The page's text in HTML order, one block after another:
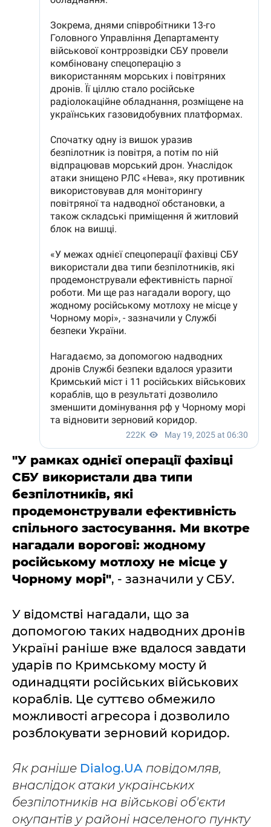
"У рамках однієї операції фахівці
СБУ використали два типи
безпілотників, які
продемонстрували ефективність
спільного застосування. Ми вкотре
нагадали ворогові: жодному
російському мотлоху не місце у
Чорному морі", - зазначили у СБУ.
У відомстві нагадали, що за
допомогою таких надводних дронів
Україні раніше вже вдалося завдати
ударів по Кримському мосту й
одинадцяти російських військових
кораблів. Це суттєво обмежило
можливості агресора і дозволило
розблокувати зерновий коридор.
Як раніше Dialog.UA повідомляв,
внаслідок атаки українських
безпілотників на військові об'єкти
окупантів у районі населеного пункту